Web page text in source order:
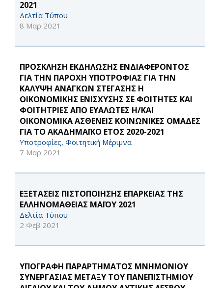
2021
Δελτία Τύπου
8 Μαρ 2021
ΠΡΟΣΚΛΗΣΗ ΕΚΔΗΛΩΣΗΣ ΕΝΔΙΑΦΕΡΟΝΤΟΣ
ΓΙΑ ΤΗΝ ΠΑΡΟΧΗ ΥΠΟΤΡΟΦΙΑΣ ΓΙΑ ΤΗΝ
ΚΑΛΥΨΗ ΑΝΑΓΚΩΝ ΣΤΕΓΑΣΗΣ Η
ΟΙΚΟΝΟΜΙΚΗΣ ΕΝΙΣΧΥΣΗΣ ΣΕ ΦΟΙΤΗΤΕΣ ΚΑΙ
ΦΟΙΤΗΤΡΙΕΣ ΑΠΟ ΕΥΑΛΩΤΕΣ Η/ΚΑΙ
ΟΙΚΟΝΟΜΙΚΑ ΑΣΘΕΝΕΙΣ ΚΟΙΝΩΝΙΚΕΣ ΟΜΑΔΕΣ
ΓΙΑ ΤΟ ΑΚΑΔΗΜΑΪΚΟ ΕΤΟΣ 2020-2021
Υποτροφίες, Φοιτητική Μέριμνα
7 Μαρ 2021
ΕΞΕΤΑΣΕΙΣ ΠΙΣΤΟΠΟΙΗΣΗΣ ΕΠΑΡΚΕΙΑΣ ΤΗΣ
ΕΛΛΗΝΟΜΑΘΕΙΑΣ ΜΑΪΟΥ 2021
Δελτία Τύπου
2 Φεβ 2021
ΥΠΟΓΡΑΦΗ ΠΑΡΑΡΤΗΜΑΤΟΣ MNHMONIOY
ΣΥΝΕΡΓΑΣΙΑΣ ΜΕΤΑΞΥ ΤΟΥ ΠΑΝΕΠΙΣΤΗΜΙΟY